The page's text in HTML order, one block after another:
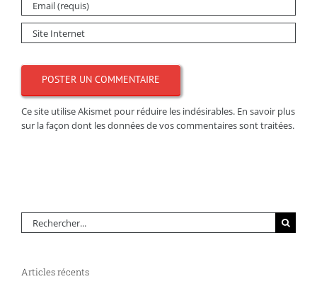
Ce site utilise Akismet pour réduire les indésirables. En savoir plus
sur la façon dont les données de vos commentaires sont traitées.
Rechercher:
Articles récents